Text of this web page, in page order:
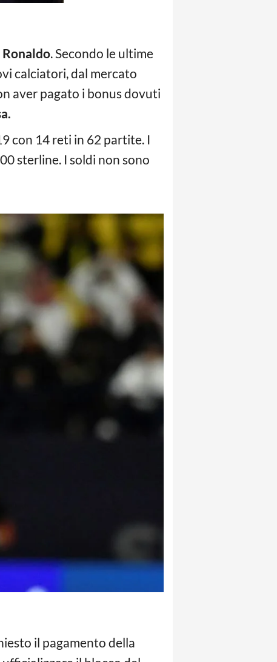
. Secondo le ultime
calciatori, dal mercato
aver pagato i bonus dovuti
con 14 reti in 62 partite. I
sterline. I soldi non sono
il pagamento della